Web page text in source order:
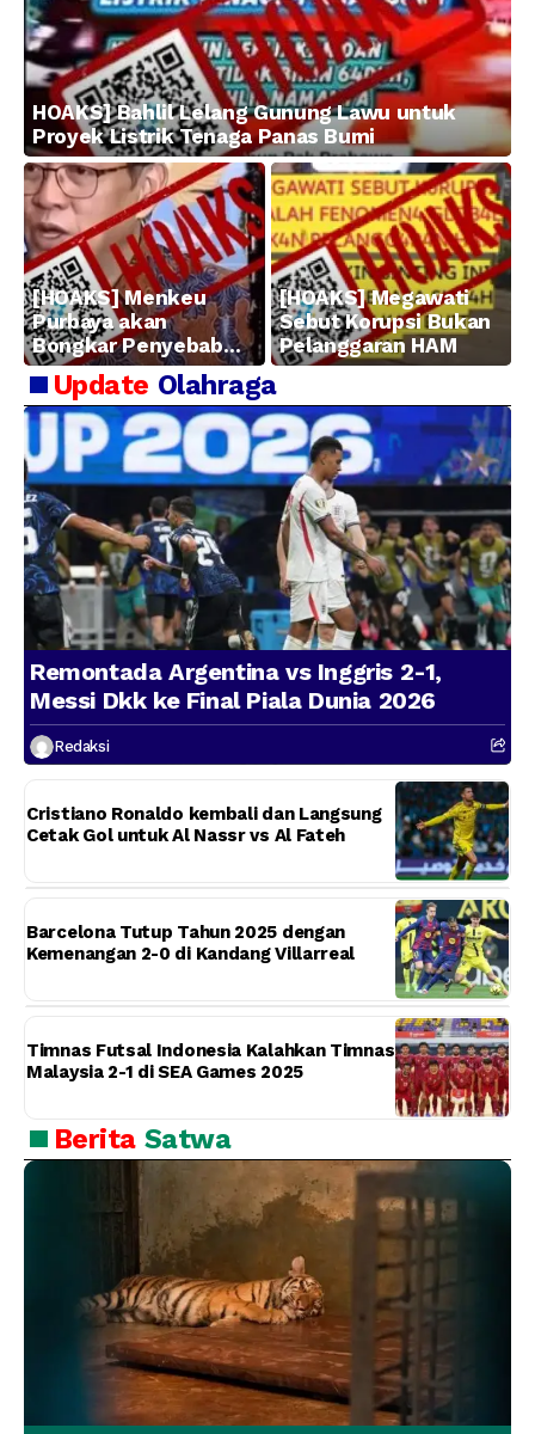
HOAKS] Bahlil Lelang Gunung Lawu untuk
Proyek Listrik Tenaga Panas Bumi
[HOAKS] Menkeu
Purbaya akan
Bongkar Penyebab
Kerugian BUMN
[HOAKS] Megawati
Sebut Korupsi Bukan
Pelanggaran HAM
Update Olahraga
Remontada Argentina vs Inggris 2-1,
Messi Dkk ke Final Piala Dunia 2026
Redaksi
Cristiano Ronaldo kembali dan Langsung
Cetak Gol untuk Al Nassr vs Al Fateh
Barcelona Tutup Tahun 2025 dengan
Kemenangan 2-0 di Kandang Villarreal
Timnas Futsal Indonesia Kalahkan Timnas
Malaysia 2-1 di SEA Games 2025
Berita Satwa